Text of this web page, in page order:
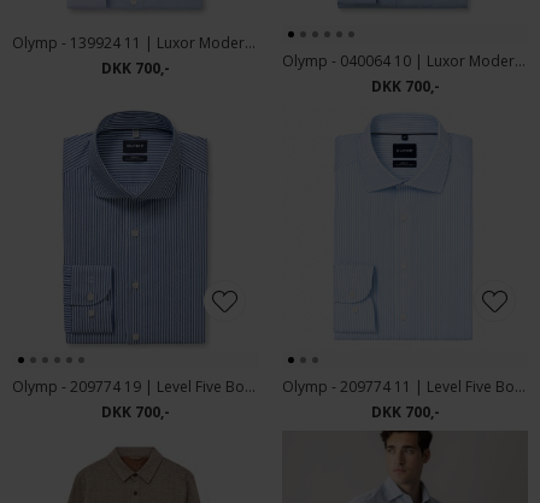
Olymp - 139924 11 | Luxor Modern Fit Skjorte Blue
DKK 700,-
Olymp - 040064 10 | Luxor Modern Fit Blue
DKK 700,-
Olymp - 209774 19 | Level Five Body Fit Skjorte Blue
DKK 700,-
Olymp - 209774 11 | Level Five Body fit Skjorte Blue
DKK 700,-